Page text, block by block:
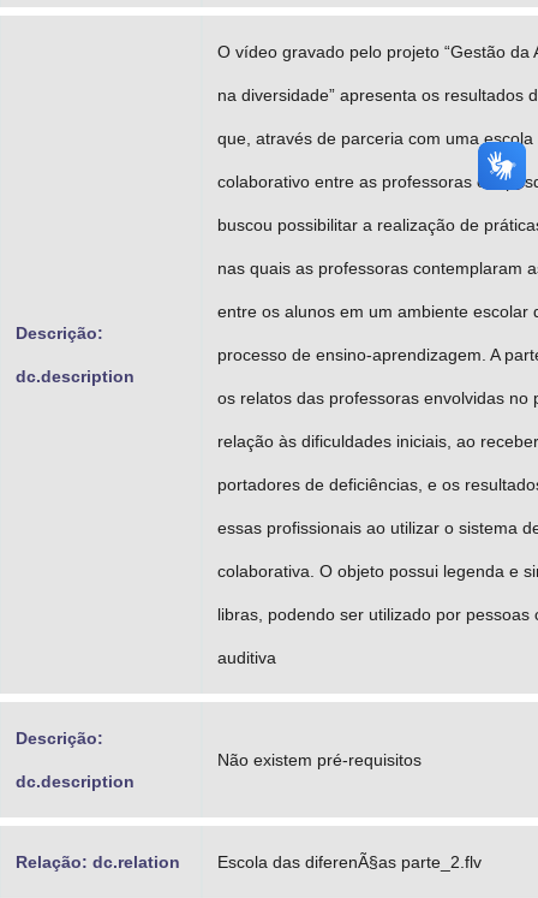
Descrição:
dc.description
O vídeo gravado pelo projeto “Gestão da
na diversidade” apresenta os resultados
que, através de parceria com uma
colaborativo entre as professoras e a
buscou possibilitar a realização de
nas quais as professoras contemplaram
entre os alunos em um ambiente escolar
processo de ensino-aprendizagem. A
os relatos das professoras envolvidas no
relação às dificuldades iniciais, ao
portadores de deficiências, e os
essas profissionais ao utilizar o sistema
colaborativa. O objeto possui legenda e
libras, podendo ser utilizado por pessoas
auditiva
Descrição:
dc.description
Não existem pré-requisitos
Relação: dc.relation Escola das diferenÃ§as parte_2.flv